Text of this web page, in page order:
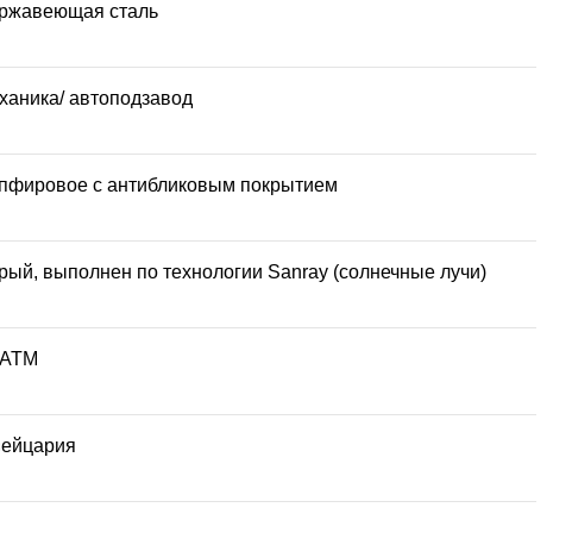
сталь
автоподзавод
с антибликовым покрытием
выполнен по технологии Sanray (солнечные лучи)